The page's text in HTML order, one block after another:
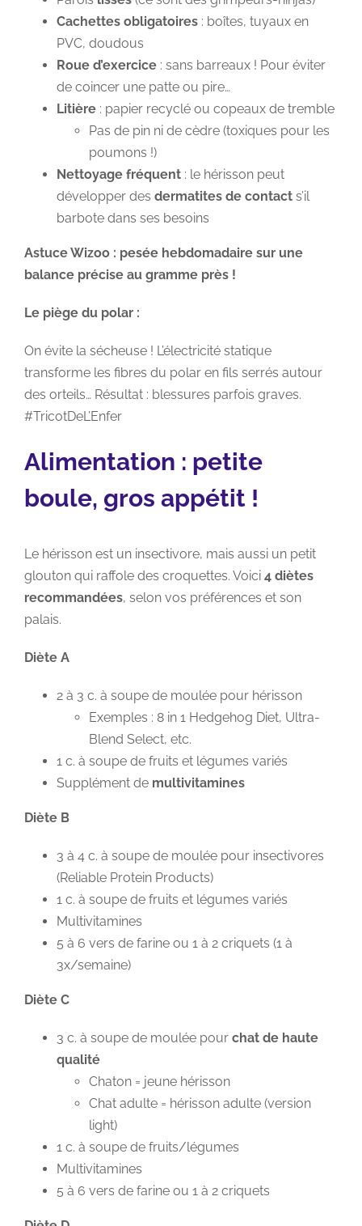
Cachettes obligatoires : boîtes, tuyaux en
PVC, doudous
Roue d’exercice : sans barreaux ! Pour éviter
de coincer une patte ou pire…
Litière : papier recyclé ou copeaux de tremble
Pas de pin ni de cèdre (toxiques pour les
poumons !)
Nettoyage fréquent : le hérisson peut
développer des dermatites de contact s’il
barbote dans ses besoins
Astuce Wizoo : pesée hebdomadaire sur une
balance précise au gramme près !
Le piège du polar :
On évite la sécheuse ! L’électricité statique
transforme les fibres du polar en fils serrés autour
des orteils… Résultat : blessures parfois graves.
#TricotDeL’Enfer
Alimentation : petite
boule, gros appétit !
Le hérisson est un insectivore, mais aussi un petit
glouton qui raffole des croquettes. Voici 4 diètes
recommandées, selon vos préférences et son
palais.
Diète A
2 à 3 c. à soupe de moulée pour hérisson
Exemples : 8 in 1 Hedgehog Diet, Ultra-
Blend Select, etc.
1 c. à soupe de fruits et légumes variés
Supplément de multivitamines
Diète B
3 à 4 c. à soupe de moulée pour insectivores
(Reliable Protein Products)
1 c. à soupe de fruits et légumes variés
Multivitamines
5 à 6 vers de farine ou 1 à 2 criquets (1 à
3x/semaine)
Diète C
3 c. à soupe de moulée pour chat de haute
qualité
Chaton = jeune hérisson
Chat adulte = hérisson adulte (version
light)
1 c. à soupe de fruits/légumes
Multivitamines
5 à 6 vers de farine ou 1 à 2 criquets